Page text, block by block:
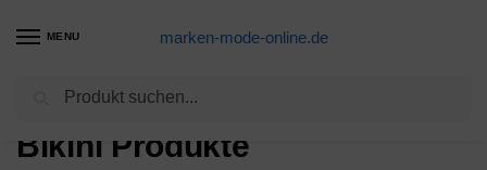
MENU marken-mode-online.de
Bikini Produkte
Bikini Produkte